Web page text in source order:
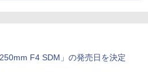
F4 SDM」の発売日を決定